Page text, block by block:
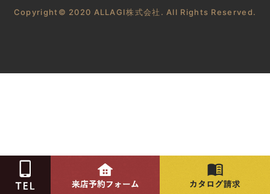
Copyright© 2020 ALLAGI株式会社. All Rights Reserved.